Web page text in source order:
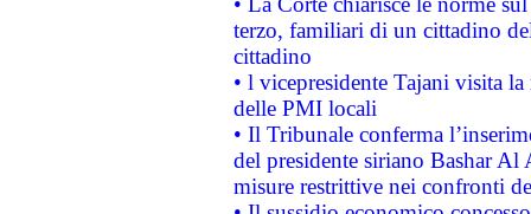
terzo, familiari di un cittadino
cittadino
• l vicepresidente Tajani visita
delle PMI locali
• Il Tribunale conferma
del presidente siriano Bashar Al
misure restrittive nei confronti